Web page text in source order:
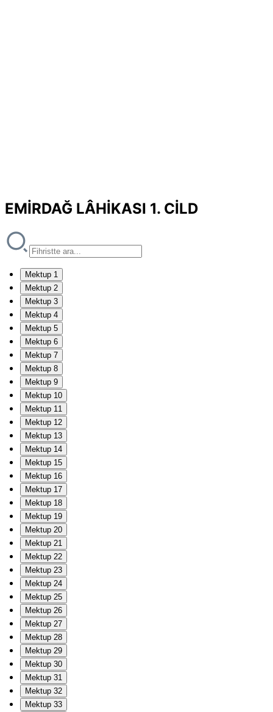
EMİRDAĞ LÂHİKASI 1. CİLD
Mektup 1
Mektup 2
Mektup 3
Mektup 4
Mektup 5
Mektup 6
Mektup 7
Mektup 8
Mektup 9
Mektup 10
Mektup 11
Mektup 12
Mektup 13
Mektup 14
Mektup 15
Mektup 16
Mektup 17
Mektup 18
Mektup 19
Mektup 20
Mektup 21
Mektup 22
Mektup 23
Mektup 24
Mektup 25
Mektup 26
Mektup 27
Mektup 28
Mektup 29
Mektup 30
Mektup 31
Mektup 32
Mektup 33